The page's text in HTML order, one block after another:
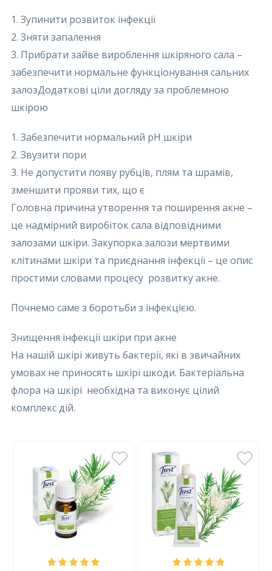
1. Зупинити розвиток інфекції
2. Зняти запалення
3. Прибрати зайве вироблення шкіряного сала –
забезпечити нормальне функціонування сальних
залозДодаткові ціли догляду за проблемною
шкірою
1. Забезпечити нормальний рН шкіри
2. Звузити пори
3. Не допустити появу рубців, плям та шрамів,
зменшити прояви тих, що є
Головна причина утворення та поширення акне –
це надмірний виробіток сала відповідними
залозами шкіри. Закупорка залози мертвими
клітинами шкіри та приєднання інфекції – це опис
простими словами процесу розвитку акне.
Почнемо саме з боротьби з інфекцією.
Знищення інфекції шкіри при акне
На нашій шкірі живуть бактерії, які в звичайних
умовах не приносять шкірі шкоди. Бактеріальна
флора на шкірі необхідна та виконує цілий
комплекс дій.